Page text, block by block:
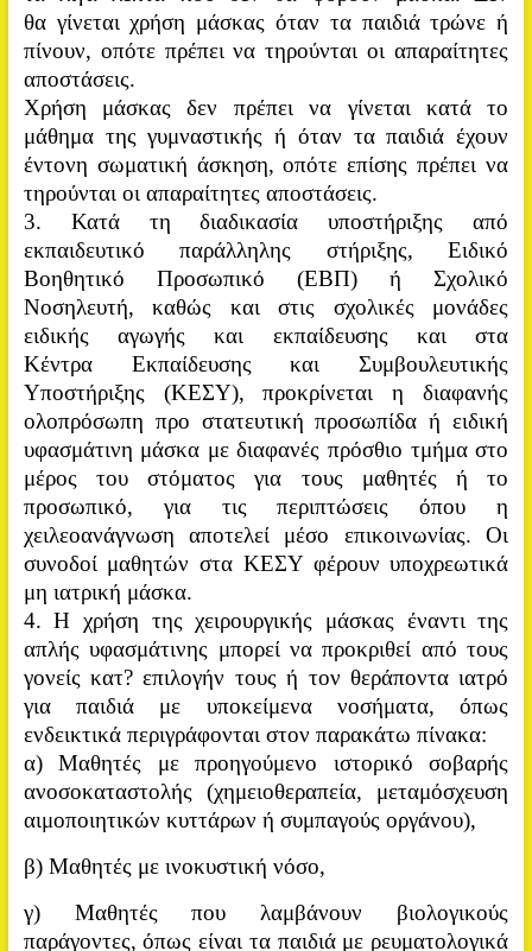
θα γίνεται χρήση μάσκας όταν τα παιδιά τρώνε ή
πίνουν, οπότε πρέπει να τηρούνται οι απαραίτητες
αποστάσεις.
Χρήση μάσκας δεν πρέπει να γίνεται κατά το
μάθημα της γυμναστικής ή όταν τα παιδιά έχουν
έντονη σωματική άσκηση, οπότε επίσης πρέπει να
τηρούνται οι απαραίτητες αποστάσεις.
3. Κατά τη διαδικασία υποστήριξης από
εκπαιδευτικό παράλληλης στήριξης, Ειδικό
Βοηθητικό Προσωπικό (ΕΒΠ) ή Σχολικό
Νοσηλευτή, καθώς και στις σχολικές μονάδες
ειδικής αγωγής και εκπαίδευσης και στα
Κέντρα Εκπαίδευσης και Συμβουλευτικής
Υποστήριξης (ΚΕΣΥ), προκρίνεται η διαφανής
ολοπρόσωπη προ στατευτική προσωπίδα ή ειδική
υφασμάτινη μάσκα με διαφανές πρόσθιο τμήμα στο
μέρος του στόματος για τους μαθητές ή το
προσωπικό, για τις περιπτώσεις όπου η
χειλεοανάγνωση αποτελεί μέσο επικοινωνίας. Οι
συνοδοί μαθητών στα ΚΕΣΥ φέρουν υποχρεωτικά
μη ιατρική μάσκα.
4. Η χρήση της χειρουργικής μάσκας έναντι της
απλής υφασμάτινης μπορεί να προκριθεί από τους
γονείς κατ? επιλογήν τους ή τον θεράποντα ιατρό
για παιδιά με υποκείμενα νοσήματα, όπως
ενδεικτικά περιγράφονται στον παρακάτω πίνακα:
α) Μαθητές με προηγούμενο ιστορικό σοβαρής
ανοσοκαταστολής (χημειοθεραπεία, μεταμόσχευση
αιμοποιητικών κυττάρων ή συμπαγούς οργάνου),
β) Μαθητές με ινοκυστική νόσο,
γ) Μαθητές που λαμβάνουν βιολογικούς
παράγοντες, όπως είναι τα παιδιά με ρευματολογικά